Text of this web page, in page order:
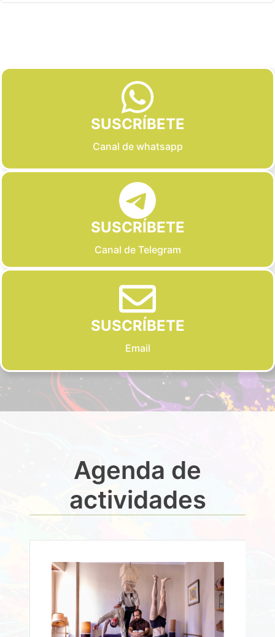
SUSCRÍBETE
Canal de whatsapp
SUSCRÍBETE
Canal de Telegram
SUSCRÍBETE
Email
Agenda de
actividades